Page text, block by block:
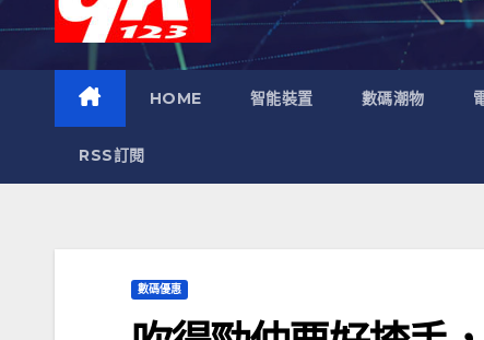
HOME 智能裝置 數碼潮物
RSS訂閱
數碼優惠